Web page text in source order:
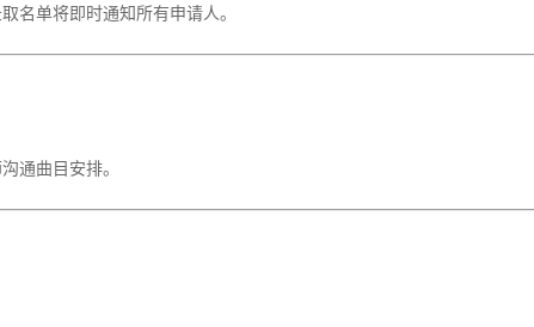
名单将即时通知所有申请人。
通曲目安排。